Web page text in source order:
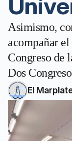
Asimismo,
acompañar
Congreso de
Dos
El